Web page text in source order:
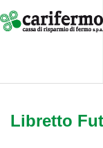
Libretto